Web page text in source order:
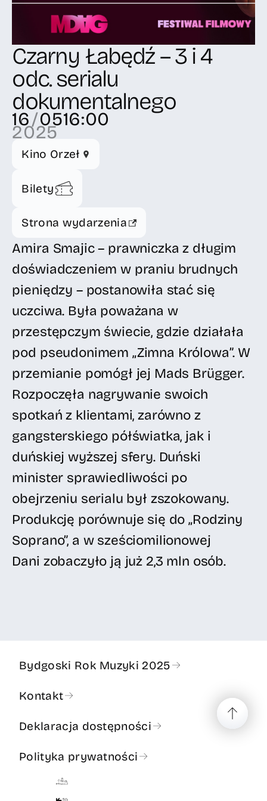
Czarny Łabędź – 3 i 4
odc. serialu
dokumentalnego
16/05
2025
16:00
Kino Orzeł
Bilety
Strona wydarzenia
Amira Smajic – prawniczka z długim
doświadczeniem w praniu brudnych
pieniędzy – postanowiła stać się
uczciwa. Była poważana w
przestępczym świecie, gdzie działała
pod pseudonimem „Zimna Królowa”. W
przemianie pomógł jej Mads Brügger.
Rozpoczęła nagrywanie swoich
spotkań z klientami, zarówno z
gangsterskiego półświatka, jak i
duńskiej wyższej sfery. Duński
minister sprawiedliwości po
obejrzeniu serialu był zszokowany.
Produkcję porównuje się do „Rodziny
Soprano”, a w sześciomilionowej
Dani zobaczyło ją już 2,3 mln osób.
Bydgoski Rok Muzyki 2025
Kontakt
Deklaracja dostępności
Polityka prywatności